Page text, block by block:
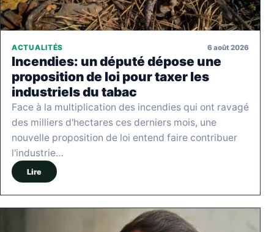
ACTUALITÉS 6 août 2026
Incendies: un député dépose une
proposition de loi pour taxer les
industriels du tabac
Face à la multiplication des incendies qui ont ravagé
des milliers d'hectares ces derniers mois, une
nouvelle proposition de loi entend faire contribuer
l'industrie…
Lire